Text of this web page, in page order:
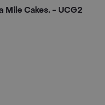
Mile Cakes. - UCG2